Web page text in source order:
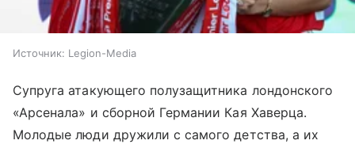
Источник: Legion-Media
Супруга атакующего полузащитника лондонского
«Арсенала» и сборной Германии Кая Хаверца.
Молодые люди дружили с самого детства, а их